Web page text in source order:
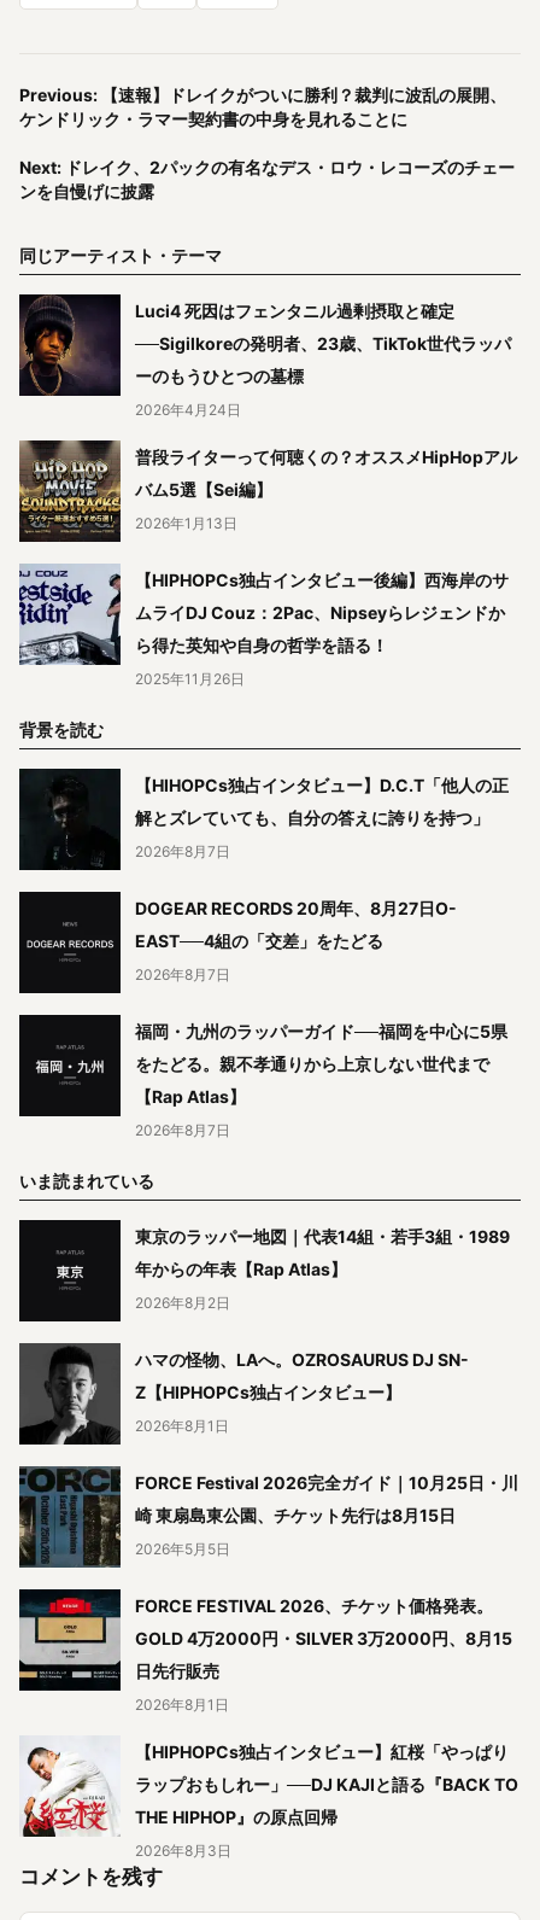
Previous: 【速報】ドレイクがついに勝利？裁判に波乱の展開、
ケンドリック・ラマー契約書の中身を見れることに
Next: ドレイク、2パックの有名なデス・ロウ・レコーズのチェー
ンを自慢げに披露
同じアーティスト・テーマ
Luci4 死因はフェンタニル過剰摂取と確定
──Sigilkoreの発明者、23歳、TikTok世代ラッパ
ーのもうひとつの墓標
2026年4月24日
普段ライターって何聴くの？オススメHipHopアル
バム5選【Sei編】
2026年1月13日
【HIPHOPCs独占インタビュー後編】西海岸のサ
ムライDJ Couz：2Pac、Nipseyらレジェンドか
ら得た英知や自身の哲学を語る！
2025年11月26日
背景を読む
【HIHOPCs独占インタビュー】D.C.T「他人の正
解とズレていても、自分の答えに誇りを持つ」
2026年8月7日
DOGEAR RECORDS 20周年、8月27日O-
EAST──4組の「交差」をたどる
2026年8月7日
福岡・九州のラッパーガイド──福岡を中心に5県
をたどる。親不孝通りから上京しない世代まで
【Rap Atlas】
2026年8月7日
いま読まれている
東京のラッパー地図｜代表14組・若手3組・1989
年からの年表【Rap Atlas】
2026年8月2日
ハマの怪物、LAへ。OZROSAURUS DJ SN-
Z【HIPHOPCs独占インタビュー】
2026年8月1日
FORCE Festival 2026完全ガイド｜10月25日・川
崎 東扇島東公園、チケット先行は8月15日
2026年5月5日
FORCE FESTIVAL 2026、チケット価格発表。
GOLD 4万2000円・SILVER 3万2000円、8月15
日先行販売
2026年8月1日
【HIPHOPCs独占インタビュー】紅桜「やっぱり
ラップおもしれー」──DJ KAJIと語る『BACK TO
THE HIPHOP』の原点回帰
2026年8月3日
コメントを残す